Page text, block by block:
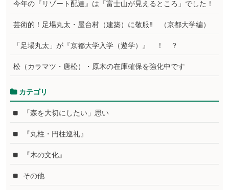
今年の『リゾート配達』は「富士山が見えるところ」でした！
芸術的！足場丸太・屋台村（建築）に敬服‼ （京都大学編）
「足場丸太」が『京都大学入学（遊学）』 ！ ？
松（カラマツ・唐松）・原木の在庫確保を強化中です
カテゴリ
「森を大切にしたい」思い
『丸柱・円柱巡礼』
『木の文化』
その他